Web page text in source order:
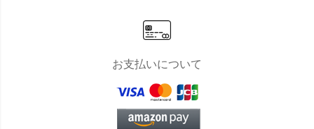
お支払いについて